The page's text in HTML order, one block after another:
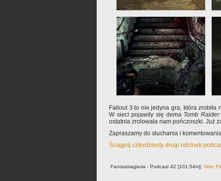
Fallout 3 to nie jedyna gra, która
W sieci pojawiły się dema Tomb
ostatnia zrolowała nam pończoszki. Już
Zapraszamy do słuchania i
Ściągnij czterdziesty drugi odcinek
Fantasmagieria - Podcast 42 [101:54m]: Hide